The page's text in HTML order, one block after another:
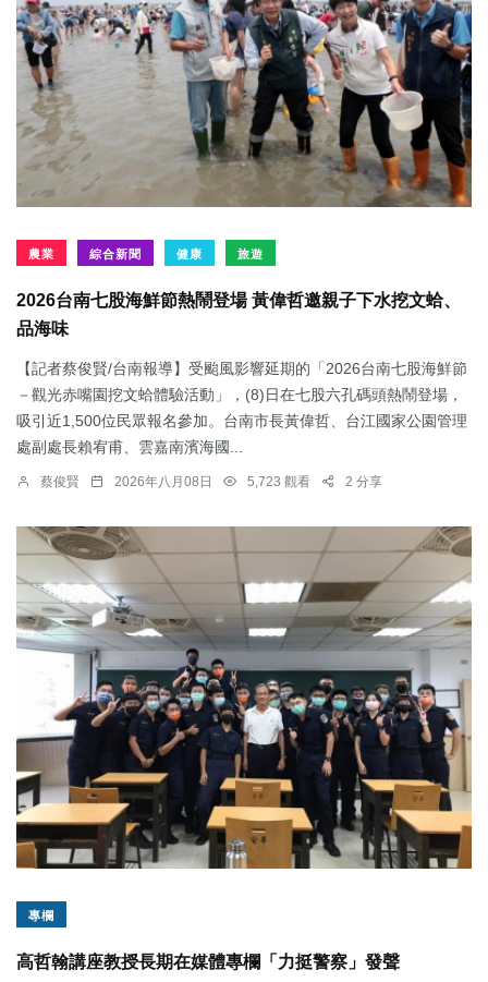
農業 綜合新聞 健康 旅遊
2026台南七股海鮮節熱鬧登場 黃偉哲邀親子下水挖文蛤、
品海味
【記者蔡俊賢/台南報導】受颱風影響延期的「2026台南七股海鮮節
－觀光赤嘴園挖文蛤體驗活動」，(8)日在七股六孔碼頭熱鬧登場，
吸引近1,500位民眾報名參加。台南市長黃偉哲、台江國家公園管理
處副處長賴宥甫、雲嘉南濱海國...
蔡俊賢 2026年八月08日 5,723 觀看 2 分享
專欄
高哲翰講座教授長期在媒體專欄「力挺警察」發聲